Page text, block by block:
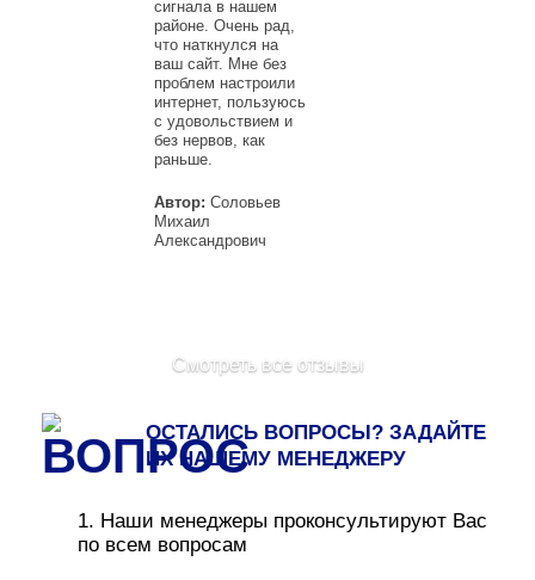
сигнала в нашем
районе. Очень рад,
что наткнулся на
ваш сайт. Мне без
проблем настроили
интернет, пользуюсь
с удовольствием и
без нервов, как
раньше.
Автор: Соловьев
Михаил
Александрович
Смотреть все отзывы
ОСТАЛИСЬ ВОПРОСЫ? ЗАДАЙТЕ
ИХ НАШЕМУ МЕНЕДЖЕРУ
1. Наши менеджеры проконсультируют Вас
по всем вопросам